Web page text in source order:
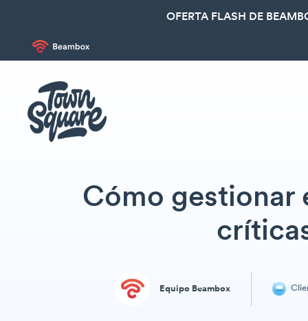
OFERTA FLASH DE
Cómo gestionar
Equipo Beambox